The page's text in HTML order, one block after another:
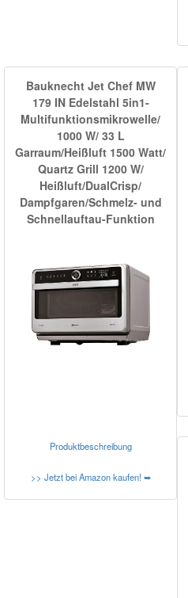
Bauknecht Jet Chef MW
179 IN Edelstahl 5in1-
Multifunktionsmikrowelle/
1000 W/ 33 L
Garraum/Heißluft 1500 Watt/
Quartz Grill 1200 W/
Heißluft/DualCrisp/
Dampfgaren/Schmelz- und
Schnellauftau-Funktion
Produktbeschreibung
>> Jetzt bei Amazon kaufen! ➥